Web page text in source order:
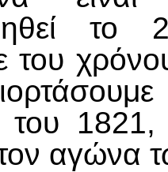
του
1821,
τον αγώνα